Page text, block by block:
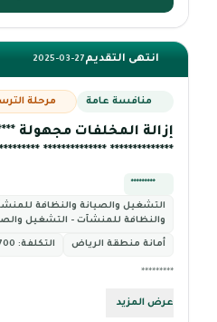
انتهى التقديم2025-03-27
منافسة عامة مرحلة
إزالة المخلفات مجهولة
************** **********
*********
التشغيل والصيانة والنظافة
والنظافة للمنشآت - التشغيل
أمانة منطقة الرياض التكلفة:
*********
عرض المزيد